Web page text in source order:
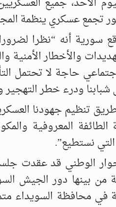
تجمع عسكري ينظمة
أنه “نظرا
والأخطار الأمنية
حاجة لا تحتمل
ودرء خطر التهجير
طريق تنظيم جهودنا
الطائفة المعروفية
نستطيع”.
الوطني قد عقدت
من بينها دور الجيش
في محافظة السويداء